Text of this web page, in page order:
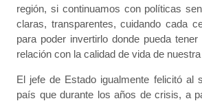
región, si continuamos con políticas
claras, transparentes, cuidando cada
para poder invertirlo donde pueda
relación con la calidad de vida de nuestra
El jefe de Estado igualmente felicitó al
país que durante los años de crisis, a